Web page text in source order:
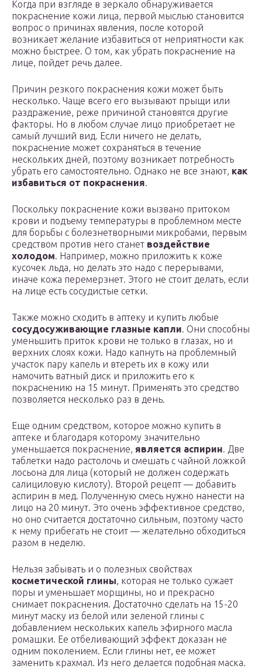
Когда при взгляде в зеркало обнаруживается
покраснение кожи лица, первой мыслью становится
вопрос о причинах явления, после которой
возникает желание избавиться от неприятности как
можно быстрее. О том, как убрать покраснение на
лице, пойдет речь далее.
Причин резкого покраснения кожи может быть
несколько. Чаще всего его вызывают прыщи или
раздражение, реже причиной становятся другие
факторы. Но в любом случае лицо приобретает не
самый лучший вид. Если ничего не делать,
покраснение может сохраняться в течение
нескольких дней, поэтому возникает потребность
убрать его самостоятельно. Однако не все знают, как
избавиться от покраснения.
Поскольку покраснение кожи вызвано притоком
крови и подъему температуры в проблемном месте
для борьбы с болезнетворными микробами, первым
средством против него станет воздействие
холодом. Например, можно приложить к коже
кусочек льда, но делать это надо с перерывами,
иначе кожа перемерзнет. Этого не стоит делать, если
на лице есть сосудистые сетки.
Также можно сходить в аптеку и купить любые
сосудосуживающие глазные капли. Они способны
уменьшить приток крови не только в глазах, но и
верхних слоях кожи. Надо капнуть на проблемный
участок пару капель и втереть их в кожу или
намочить ватный диск и приложить его к
покраснению на 15 минут. Применять это средство
позволяется несколько раз в день.
Еще одним средством, которое можно купить в
аптеке и благодаря которому значительно
уменьшается покраснение, является аспирин. Две
таблетки надо растолочь и смешать с чайной ложкой
лосьона для лица (который не должен содержать
салициловую кислоту). Второй рецепт — добавить
аспирин в мед. Полученную смесь нужно нанести на
лицо на 20 минут. Это очень эффективное средство,
но оно считается достаточно сильным, поэтому часто
к нему прибегать не стоит — желательно обходиться
разом в неделю.
Нельзя забывать и о полезных свойствах
косметической глины, которая не только сужает
поры и уменьшает морщины, но и прекрасно
снимает покраснения. Достаточно сделать на 15-20
минут маску из белой или зеленой глины с
добавлением нескольких капель эфирного масла
ромашки. Ее отбеливающий эффект доказан не
одним поколением. Если глины нет, ее может
заменить крахмал. Из него делается подобная маска.